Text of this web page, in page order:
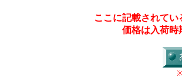
ここに記載されて
価格は入荷時